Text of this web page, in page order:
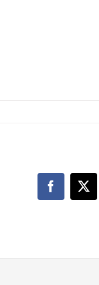
Facebook
X